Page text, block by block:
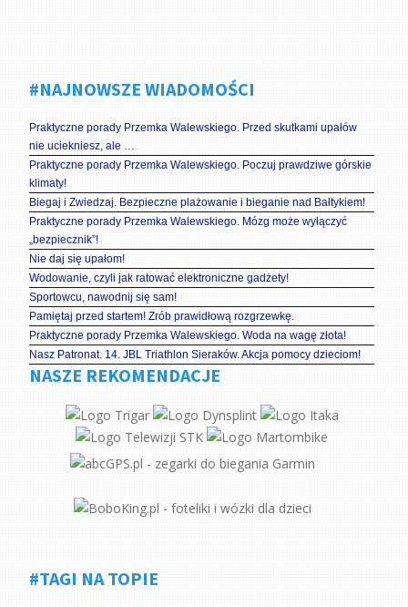
#NAJNOWSZE WIADOMOŚCI
Praktyczne porady Przemka Walewskiego. Przed skutkami upałów
nie uciekniesz, ale …
Praktyczne porady Przemka Walewskiego. Poczuj prawdziwe górskie
klimaty!
Biegaj i Zwiedzaj. Bezpieczne plażowanie i bieganie nad Bałtykiem!
Praktyczne porady Przemka Walewskiego. Mózg może wyłączyć
„bezpiecznik”!
Nie daj się upałom!
Wodowanie, czyli jak ratować elektroniczne gadżety!
Sportowcu, nawodnij się sam!
Pamiętaj przed startem! Zrób prawidłową rozgrzewkę.
Praktyczne porady Przemka Walewskiego. Woda na wagę złota!
Nasz Patronat. 14. JBL Triathlon Sieraków. Akcja pomocy dzieciom!
NASZE REKOMENDACJE
#TAGI NA TOPIE